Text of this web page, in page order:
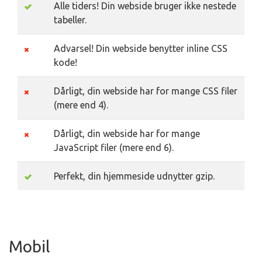
Alle tiders! Din webside bruger ikke nestede
tabeller.
Advarsel! Din webside benytter inline CSS
kode!
Dårligt, din webside har for mange CSS filer
(mere end 4).
Dårligt, din webside har for mange
JavaScript filer (mere end 6).
Perfekt, din hjemmeside udnytter gzip.
Mobil